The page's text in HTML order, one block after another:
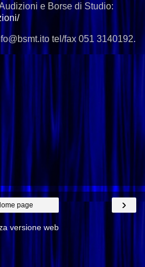
e Borse di Studio:
tel/fax 051 3140192.
›
page
versione web